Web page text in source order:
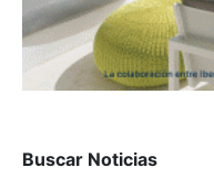
Buscar Noticias